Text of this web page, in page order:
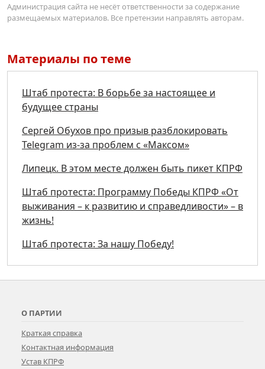
Администрация сайта не несёт ответственности за содержание
размещаемых материалов. Все претензии направлять авторам.
Материалы по теме
Штаб протеста: В борьбе за настоящее и
будущее страны
Сергей Обухов про призыв разблокировать
Telegram из-за проблем с «Максом»
Липецк. В этом месте должен быть пикет КПРФ
Штаб протеста: Программу Победы КПРФ «От
выживания – к развитию и справедливости» – в
жизнь!
Штаб протеста: За нашу Победу!
О ПАРТИИ
Краткая справка
Контактная информация
Устав КПРФ